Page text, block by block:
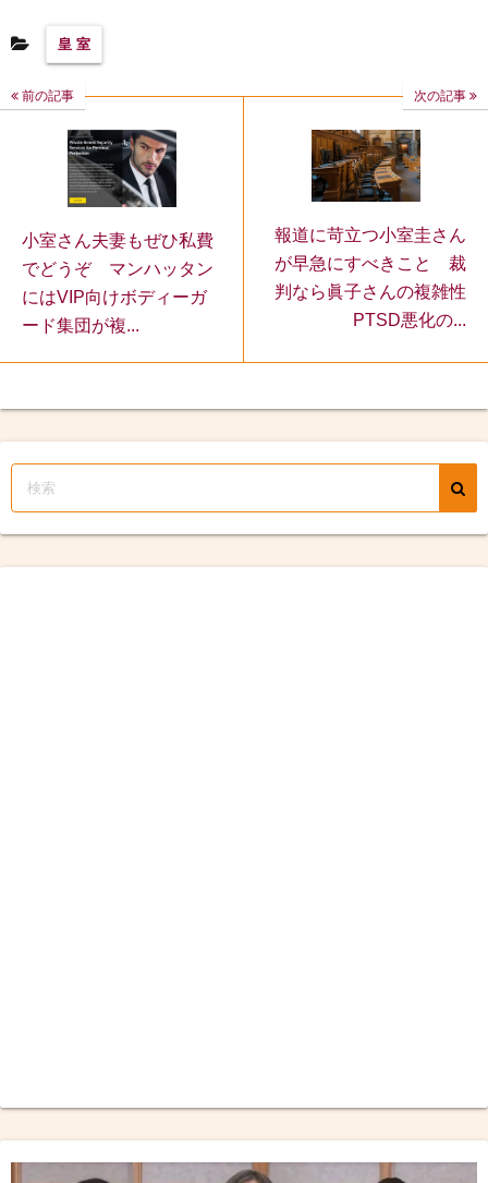
皇 室
前の記事
小室さん夫妻もぜひ私費
でどうぞ マンハッタン
にはVIP向けボディーガ
ード集団が複...
次の記事
報道に苛立つ小室圭さん
が早急にすべきこと 裁
判なら眞子さんの複雑性
PTSD悪化の...